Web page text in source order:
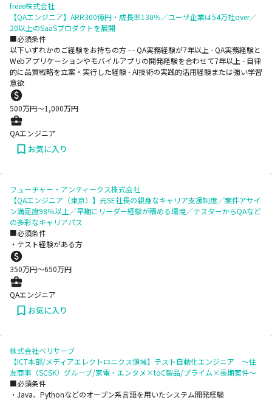
freee株式会社
【QAエンジニア】ARR300億円・成長率130％／ユーザ企業は54万社over／
20以上のSaaSプロダクトを展開
■必須条件
以下いずれかのご経験をお持ちの方 - - QA実務経験が7年以上 - QA実務経験と
Webアプリケーションやモバイルアプリの開発経験を合わせて7年以上 - 自律
的に品質戦略を立案・実行した経験 - AI技術の実践的活用経験または強い学習
意欲
500万円〜1,000万円
QAエンジニア
お気に入り
フューチャー・アンティークス株式会社
【QAエンジニア（東京）】元SE社長の親身なキャリア支援制度／案件アサイ
ン満足度98％以上／早期にリーダー経験が積める環境／テスターからQAなど
の多彩なキャリアパス
■必須条件
・テスト経験がある方
350万円〜650万円
QAエンジニア
お気に入り
株式会社ベリサーブ
【ICT本部/メディアエレクトロニクス領域】テスト自動化エンジニア ～住
友商事（SCSK）グループ/家電・エンタメ×toC製品/プライム×長期案件～
■必須条件
・Java、Pythonなどのオープン系言語を用いたシステム開発経験